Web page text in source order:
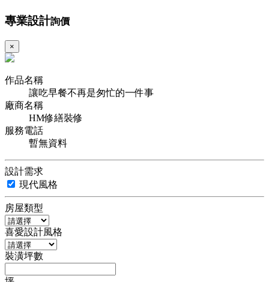
專業設計詢價
×
作品名稱
讓吃早餐不再是匆忙的一件事
廠商名稱
HM修繕裝修
服務電話
暫無資料
設計需求
現代風格
房屋類型
喜愛設計風格
裝潢坪數